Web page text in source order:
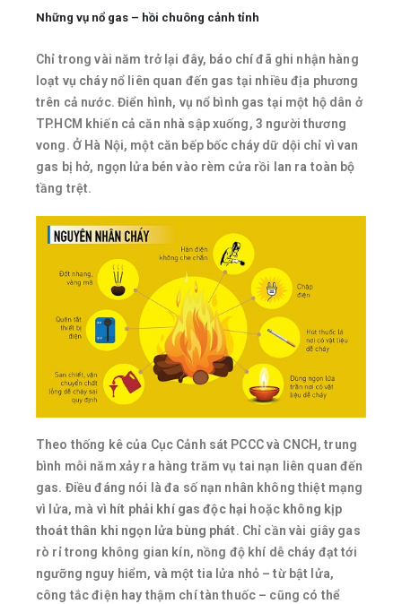
Những vụ nổ gas – hồi chuông cảnh tỉnh
Chỉ trong vài năm trở lại đây, báo chí đã ghi nhận hàng
loạt vụ cháy nổ liên quan đến gas tại nhiều địa phương
trên cả nước. Điển hình, vụ nổ bình gas tại một hộ dân ở
TP.HCM khiến cả căn nhà sập xuống, 3 người thương
vong. Ở Hà Nội, một căn bếp bốc cháy dữ dội chỉ vì van
gas bị hở, ngọn lửa bén vào rèm cửa rồi lan ra toàn bộ
tầng trệt.
Theo thống kê của Cục Cảnh sát PCCC và CNCH, trung
bình mỗi năm xảy ra hàng trăm vụ tai nạn liên quan đến
gas. Điều đáng nói là đa số nạn nhân không thiệt mạng
vì lửa, mà vì hít phải khí gas độc hại hoặc không kịp
thoát thân khi ngọn lửa bùng phát. Chỉ cần vài giây gas
rò rỉ trong không gian kín, nồng độ khí dễ cháy đạt tới
ngưỡng nguy hiểm, và một tia lửa nhỏ – từ bật lửa,
công tắc điện hay thậm chí tàn thuốc – cũng có thể